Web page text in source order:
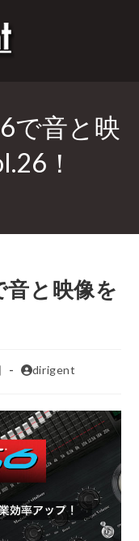
で音と映
！
音と映像を
dirigent